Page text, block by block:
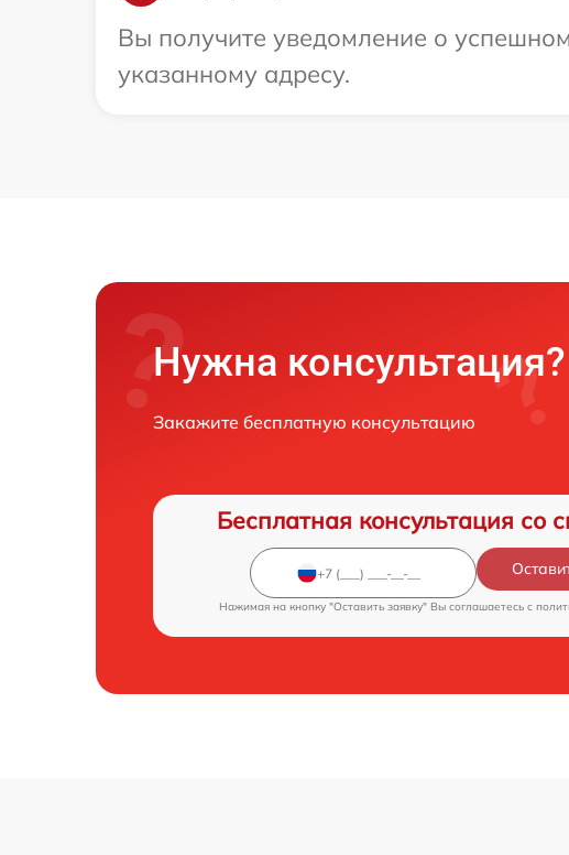
Вы получите уведомление о
указанному адресу.
Нужна консультация?
Закажите бесплатную консультацию
Бесплатная консультация со
Нажимая на кнопку "Оставить заявку" Вы соглашаетесь c